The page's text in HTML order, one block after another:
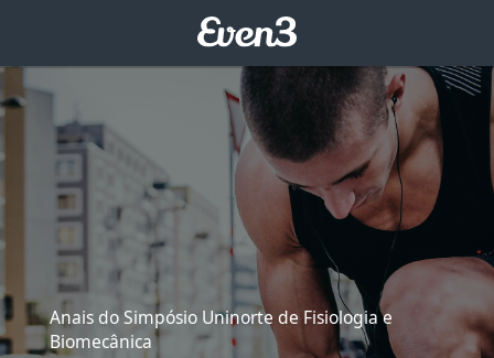
Anais do Simpósio Uninorte de Fisiologia e
Biomecânica